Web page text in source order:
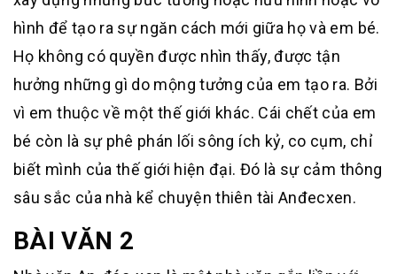
hình để tạo ra sự ngăn cách mới giữa họ và em bé.
Họ không có quyền được nhìn thấy, được tận
hưởng những gì do mộng tưởng của em tạo ra. Bởi
vì em thuộc về một thế giới khác. Cái chết của em
bé còn là sự phê phán lối sông ích kỷ, co cụm, chỉ
biết mình của thế giới hiện đại. Đó là sự cảm thông
sâu sắc của nhà kể chuyện thiên tài Anđecxen.
BÀI VĂN 2